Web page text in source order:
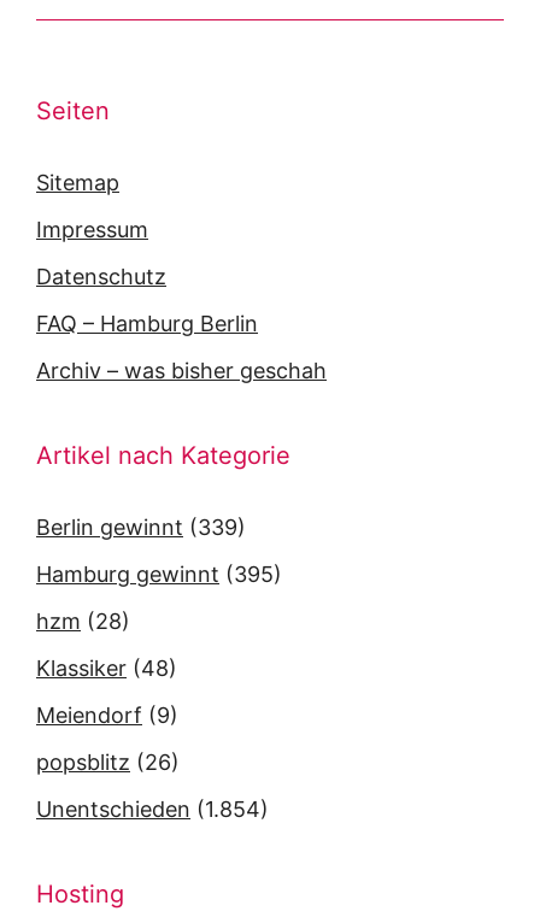
Seiten
Sitemap
Impressum
Datenschutz
FAQ – Hamburg Berlin
Archiv – was bisher geschah
Artikel nach Kategorie
Berlin gewinnt (339)
Hamburg gewinnt (395)
hzm (28)
Klassiker (48)
Meiendorf (9)
popsblitz (26)
Unentschieden (1.854)
Hosting